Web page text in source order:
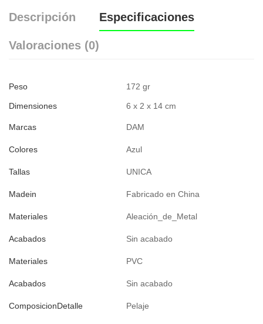
Descripción Especificaciones
Valoraciones (0)
Peso 172 gr
Dimensiones 6 x 2 x 14 cm
Marcas DAM
Colores Azul
Tallas UNICA
Madein Fabricado en China
Materiales Aleación_de_Metal
Acabados Sin acabado
Materiales PVC
Acabados Sin acabado
ComposicionDetalle Pelaje